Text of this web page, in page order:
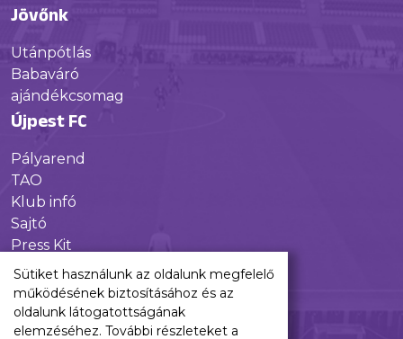
Jövőnk
Utánpótlás
Babaváró
ajándékcsomag
Újpest FC
Pályarend
TAO
Klub infó
Sajtó
Press Kit
Újpest FC Shop
Digitális felületeink
Facebook
Sütiket használunk az oldalunk megfelelő
működésének biztosításához és az
oldalunk látogatottságának
elemzéséhez. További részleteket a